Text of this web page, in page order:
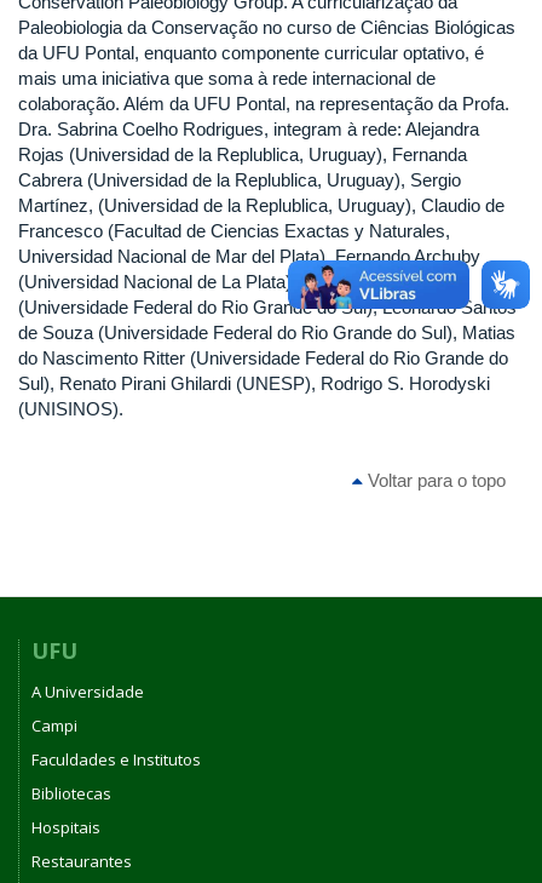
Paleobiologia da Conservação no curso de Ciências Biológicas
da UFU Pontal, enquanto componente curricular optativo, é
mais uma iniciativa que soma à rede internacional de
colaboração. Além da UFU Pontal, na representação da Profa.
Dra. Sabrina Coelho Rodrigues, integram à rede: Alejandra
Rojas (Universidad de la Replublica, Uruguay), Fernanda
Cabrera (Universidad de la Replublica, Uruguay), Sergio
Martínez, (Universidad de la Replublica, Uruguay), Claudio de
Francesco (Facultad de Ciencias Exactas y Naturales,
Universidad Nacional de Mar del Plata), Fernando Archuby
(Universidad Nacional de La Plata), Fernando Erthal
(Universidade Federal do Rio Grande do Sul), Leonardo Santos
de Souza (Universidade Federal do Rio Grande do Sul), Matias
do Nascimento Ritter (Universidade Federal do Rio Grande do
Sul), Renato Pirani Ghilardi (UNESP), Rodrigo S. Horodyski
(UNISINOS).
Voltar para o topo
UFU
A Universidade
Campi
Faculdades e Institutos
Bibliotecas
Hospitais
Restaurantes